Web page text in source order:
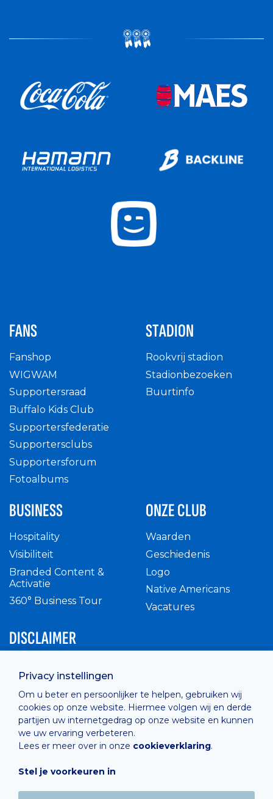
Privacy instellingen
Om u beter en persoonlijker te helpen, gebruiken wij
cookies op onze website. Hiermee volgen wij en derde
partijen uw internetgedrag op onze website en kunnen
we uw ervaring verbeteren.
Lees er meer over in onze cookieverklaring.
Stel je voorkeuren in
FANS
Fanshop
WIGWAM
Supportersraad
Buffalo Kids Club
Supportersfederatie
Supportersclubs
Supportersforum
Fotoalbums
STADION
Rookvrij stadion
Stadionbezoeken
Buurtinfo
BUSINESS
Hospitality
Visibiliteit
Branded Content &
Activatie
360° Business Tour
ONZE CLUB
Waarden
Geschiedenis
Logo
Native Americans
Vacatures
DISCLAIMER
Privacy Policy
Cashless
verkoopsvoorwaarden
Cookie Policy
Hosted by Combell